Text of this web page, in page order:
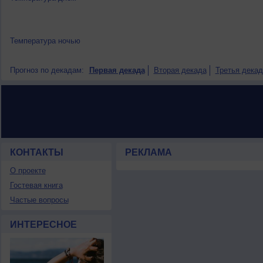
Температура ночью
Прогноз по декадам: Первая декада Вторая декада Третья
КОНТАКТЫ
О проекте
Гостевая книга
Частые вопросы
ИНТЕРЕСНОЕ
РЕКЛАМА